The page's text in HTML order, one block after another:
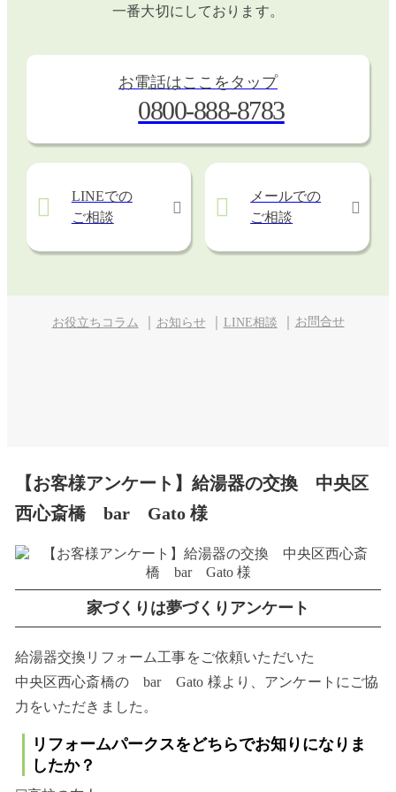
一番大切にしております。
お電話はここをタップ
0800-888-8783
LINEでの
ご相談
メールでの
ご相談
お役立ちコラム お知らせ LINE相談 お問合せ
【お客様アンケート】給湯器の交換 中央区
西心斎橋 bar Gato 様
家づくりは夢づくりアンケート
給湯器交換リフォーム工事をご依頼いただいた
中央区西心斎橋の bar Gato 様より、アンケートにご協
力をいただきました。
リフォームパークスをどちらでお知りになりま
したか？